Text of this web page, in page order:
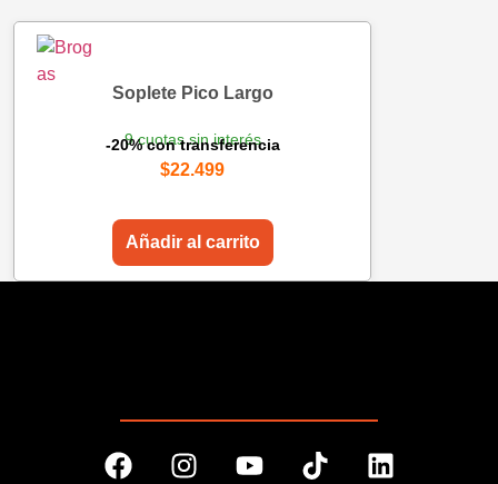
Soplete Pico Largo
9 cuotas sin interés
-20% con transferencia
$22.499
Añadir al carrito